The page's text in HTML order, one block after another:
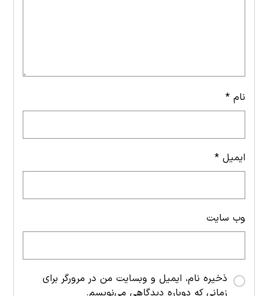
نام*
ایمیل*
وب‌ سایت
ذخیره نام، ایمیل و وبسایت من در مرورگر برای
زمانی که دوباره دیدگاهی می‌نویسم.